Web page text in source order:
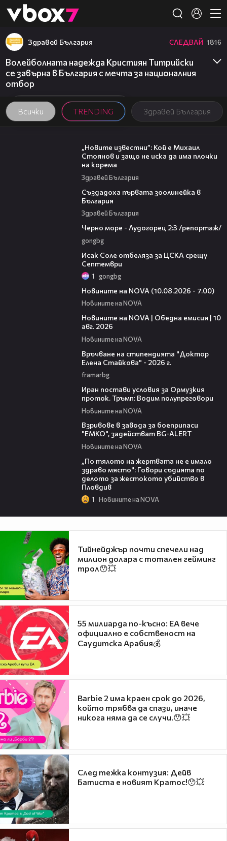
👾
Всички TRENDING Здравей България
Здравей България СЛЕДВАЙ 1816
Волейболната надежда Кристиян Титрийски
се завърна в България с мечта за националния
отбор
09:16
„Новите известни”: Кой е Михаил
Стоянов и защо не иска да има плочки
на корема
Здравей България
Създадоха първата зоолинейка в
България
Здравей България
Черно море - Лудогорец 2:3 /репортаж/
gongbg
Исак Соле отбеляза за ЦСКА срещу
Септември
1 gongbg
Новините на NOVA (10.08.2026 - 7.00)
Новините на NOVA
Новините на NOVA | Обедна емисия | 10
авг. 2026
Новините на NOVA
Връчване на стипендията "Доктор
Елена Стайкова" - 2026 г.
framarbg
Иран постави условия за Ормузкия
проток. Тръмп: Водим полупреговори
Новините на NOVA
Взривове в завода за боеприпаси
"ЕМКО", задействат BG-ALERT
Новините на NOVA
„По тялото на жертвата не е имало
здраво място": Говори съдията по
делото за жестокото убийство в
Пловдив
1 Новините на NOVA
Тийнейджър почти спечели над
милион долара с тотален гейминг
трол😯💥
55 милиарда по-късно: EA вече
официално е собственост на
Саудитска Арабия💰
Barbie 2 има краен срок до 2026,
който трябва да спази, иначе
никога няма да се случи.😯💥
След тежка контузия: Дейв
Батиста е новият Кратос!😯💥